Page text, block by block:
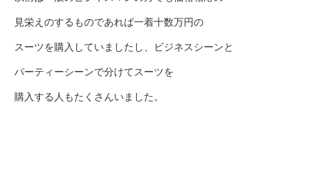
見栄えのするものであれば一着十数万円の
スーツを購入していましたし、ビジネスシーンと
パーティーシーンで分けてスーツを
購入する人もたくさんいました。